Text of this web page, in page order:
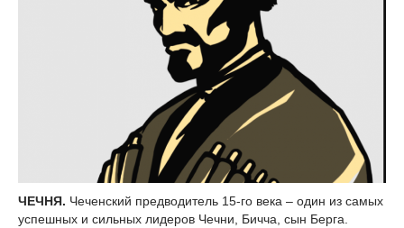
ЧЕЧНЯ. Чеченский предводитель 15-го века – один из самых
успешных и сильных лидеров Чечни, Бичча, сын Берга.